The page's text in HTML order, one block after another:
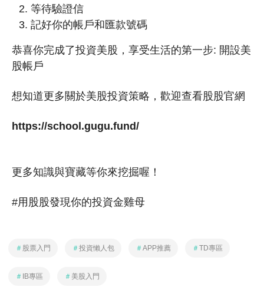
等待驗證信
記好你的帳戶和匯款號碼
恭喜你完成了投資美股，享受生活的第一步: 開設美
股帳戶
想知道更多關於美股投資策略，歡迎查看股股官網
https://school.gugu.fund/
更多知識與寶藏等你來挖掘喔！
#用股股發現你的投資金雞母
＃ 股票入門 ＃投資懶人包 ＃APP推薦 ＃TD專區
＃ IB專區 ＃ 美股入門